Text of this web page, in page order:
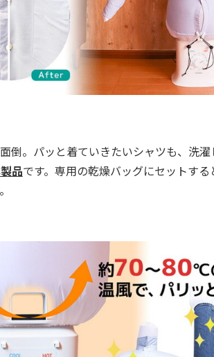
倒。パッと着ていきたいシャツも、洗
品です。専用の乾燥バッグにセットす